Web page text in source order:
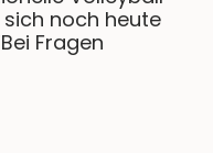
sich noch heute
Fragen